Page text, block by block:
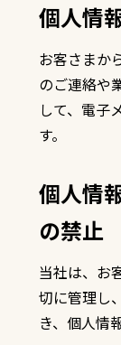
個人情
お客さまか
のご連絡や
して、電子
す。
個人情
の禁止
当社は、お
切に管理し
き、個人情